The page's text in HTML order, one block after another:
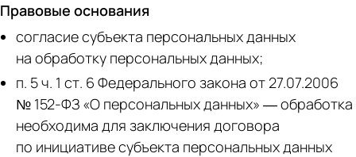
Правовые основания
согласие субъекта персональных данных
на обработку персональных данных;
п. 5 ч. 1 ст. 6 Федерального закона от 27.07.2006
№ 152-ФЗ «О персональных данных» — обработка
необходима для заключения договора
по инициативе субъекта персональных данных